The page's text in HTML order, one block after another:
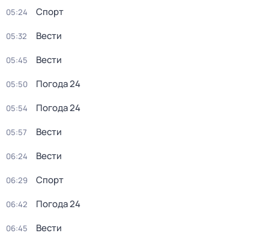
05:24 Спорт
05:32 Вести
05:45 Вести
05:50 Погода 24
05:54 Погода 24
05:57 Вести
06:24 Вести
06:29 Спорт
06:42 Погода 24
06:45 Вести